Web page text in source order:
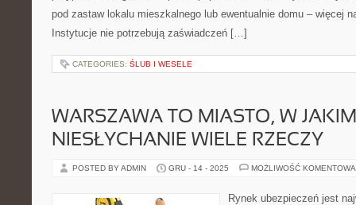
pod zastaw lokalu mieszkalnego lub ewentualnie domu – więcej
Instytucje nie potrzebują zaświadczeń […]
CATEGORIES: ŚLUB I WESELE
WARSZAWA TO MIASTO, W
NIESŁYCHANIE WIELE RZECZY
POSTED BY ADMIN GRU - 14 - 2025 MOŻLIWOŚĆ
Rynek ubezpieczeń jest